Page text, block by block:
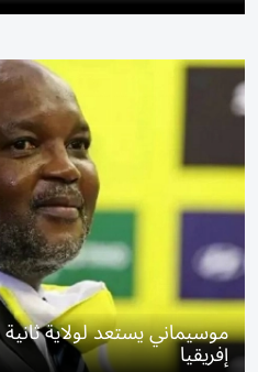
موسيماني يستعد لولاية
إفريقيا